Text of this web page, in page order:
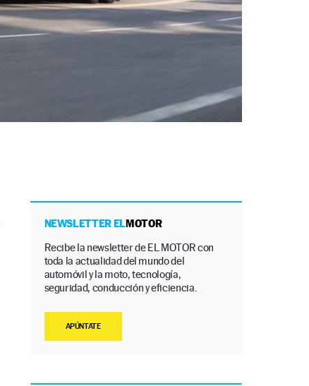
NEWSLETTER ELMOTOR
Recibe la newsletter de EL MOTOR con
toda la actualidad del mundo del
automóvil y la moto, tecnología,
seguridad, conducción y eficiencia.
APÚNTATE